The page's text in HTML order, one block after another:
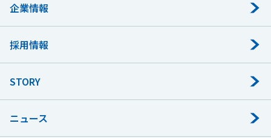
企業情報
採用情報
STORY
ニュース